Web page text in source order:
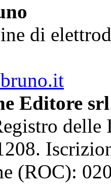
di
Editore srl
delle
(ROC):